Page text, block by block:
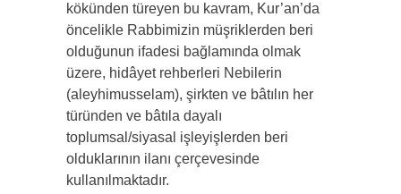
kökünden türeyen bu kavram, Kur’an’da
öncelikle Rabbimizin müşriklerden beri
olduğunun ifadesi bağlamında olmak
üzere, hidâyet rehberleri Nebilerin
(aleyhimusselam), şirkten ve bâtılın her
türünden ve bâtıla dayalı
toplumsal/siyasal işleyişlerden beri
olduklarının ilanı çerçevesinde
kullanılmaktadır.